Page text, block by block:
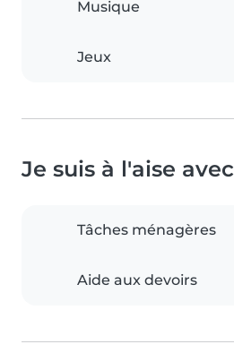
Musique
Jeux
Je suis à l'aise avec
Tâches ménagères
Aide aux devoirs